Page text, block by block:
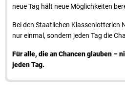
neue Tag hält neue Möglichkeiten
Bei den Staatlichen Klassenlotterien
nur einmal, sondern jeden Tag die
Für alle, die an Chancen glauben –
jeden Tag.